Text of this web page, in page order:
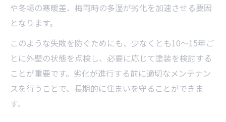
や冬場の寒暖差、梅雨時の多湿が劣化を加速させる要因
となります。
このような失敗を防ぐためにも、少なくとも10～15年ご
とに外壁の状態を点検し、必要に応じて塗装を検討する
ことが重要です。劣化が進行する前に適切なメンテナン
スを行うことで、長期的に住まいを守ることができま
す。